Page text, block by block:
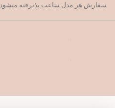
سفارش هر مدل ساعت پذیرفته میشود.